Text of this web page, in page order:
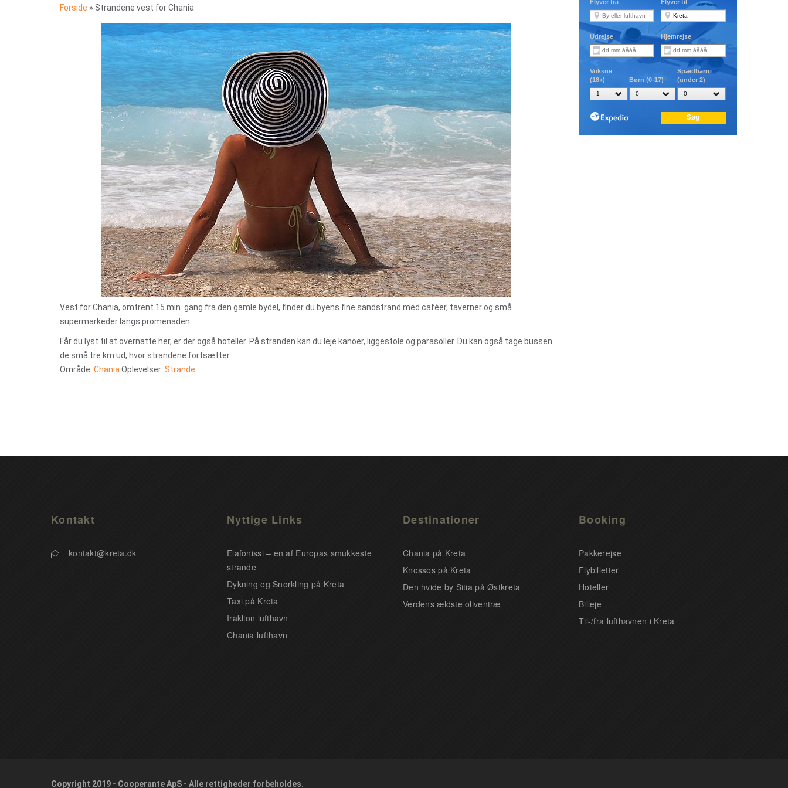
Forside » Strandene vest for Chania
Vest for Chania, omtrent 15 min. gang fra den gamle bydel, finder du byens fine sandstrand med caféer, taverner og små
supermarkeder langs promenaden.
Får du lyst til at overnatte her, er der også hoteller. På stranden kan du leje kanoer, liggestole og parasoller. Du kan også tage bussen
de små tre km ud, hvor strandene fortsætter.
Område: Chania Oplevelser: Strande
Kontakt
kontakt@kreta.dk
Nyttige Links
Elafonissi – en af Europas smukkeste
strande
Dykning og Snorkling på Kreta
Taxi på Kreta
Iraklion lufthavn
Chania lufthavn
Destinationer
Chania på Kreta
Knossos på Kreta
Den hvide by Sitia på Østkreta
Verdens ældste oliventræ
Booking
Pakkerejse
Flybilletter
Hoteller
Billeje
Til-/fra lufthavnen i Kreta
Copyright 2019 - Cooperante ApS - Alle rettigheder forbeholdes.